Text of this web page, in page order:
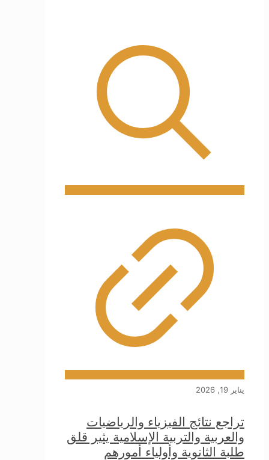
يناير 19, 2026
تراجع نتائج الفيزياء والرياضيات
والعربية والتربية الإسلامية يثير قلق
طلبة الثانوية وأولياء أمورهم